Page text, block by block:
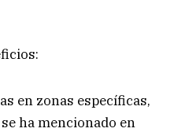
en zonas específicas,
ha mencionado en